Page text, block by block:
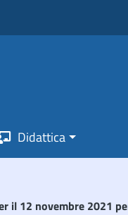
Didattica
il 12 novembre 2021